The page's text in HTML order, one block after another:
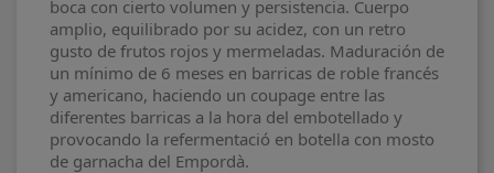
boca con cierto volumen y persistencia. Cuerpo
amplio, equilibrado por su acidez, con un retro
gusto de frutos rojos y mermeladas. Maduración de
un mínimo de 6 meses en barricas de roble francés
y americano, haciendo un coupage entre las
diferentes barricas a la hora del embotellado y
provocando la refermentació en botella con mosto
de garnacha del Empordà.